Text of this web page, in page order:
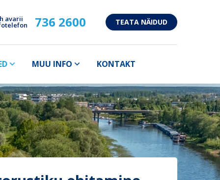
avarii 736 2600 TEATA NÄIDUD
MUU INFO KONTAKT